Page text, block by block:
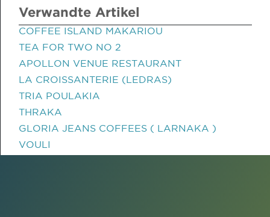
Verwandte Artikel
COFFEE ISLAND MAKARIOU
TEA FOR TWO NO 2
APOLLON VENUE RESTAURANT
LA CROISSANTERIE (LEDRAS)
TRIA POULAKIA
THRAKA
GLORIA JEANS COFFEES ( LARNAKA )
VOULI